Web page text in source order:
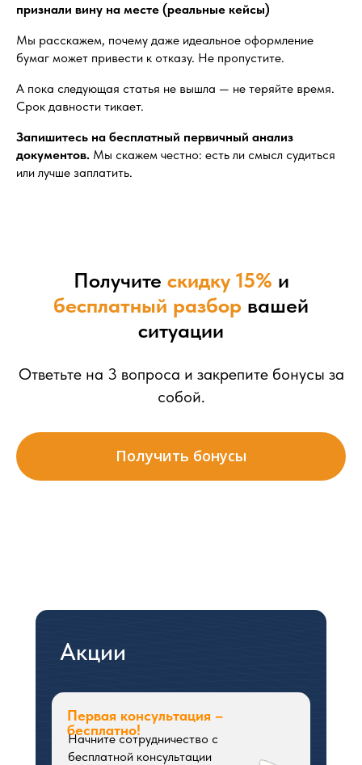
признали вину на месте (реальные кейсы)
Мы расскажем, почему даже идеальное оформление
бумаг может привести к отказу. Не пропустите.
А пока следующая статья не вышла — не теряйте время.
Срок давности тикает.
Запишитесь на бесплатный первичный анализ
документов. Мы скажем честно: есть ли смысл судиться
или лучше заплатить.
Получите скидку 15% и
бесплатный разбор вашей
ситуации
Ответьте на 3 вопроса и закрепите бонусы за
собой.
Получить бонусы
Акции
Первая консультация –
бесплатно!
Начните сотрудничество с
бесплатной консультации